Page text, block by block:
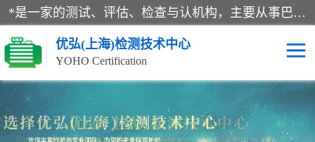
*是一家的测试、评估、检查与认机构，主要从事巴西NR10认证、NR12认证、NR13认证；ANATEL认证、INMTRO认证，欧盟CE认证：MD认证，PED认证，MID认证，ATEX认证，德国蓝色天使认证。
优弘(上海)检测技术中心
YOHO Certification
RECYCLASS认证 NR10认证